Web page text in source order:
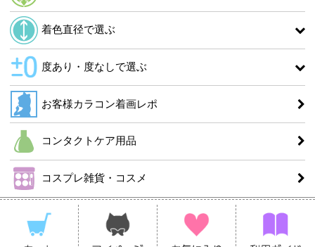
着色直径で選ぶ
度あり・度なしで選ぶ
お客様カラコン着画レポ
コンタクトケア用品
コスプレ雑貨・コスメ